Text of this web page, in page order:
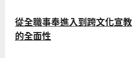
從全職事奉進入到跨文化宣教
的全面性